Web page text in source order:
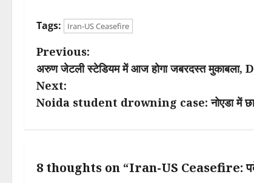
Tags: Iran-US Ceasefire
P
o
s
Previous:
अरुण जेटली स्टेडियम में आज होगा जबरदस्त मुकाबला,
Next:
Noida student drowning case: नोएडा में छात्र
8 thoughts on “Iran-US Ceasefire: पर्दे